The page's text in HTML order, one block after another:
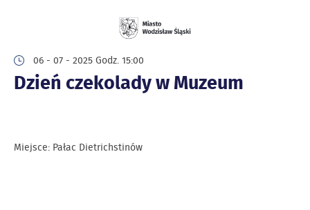
06 - 07 - 2025 Godz. 15:00
Dzień czekolady w Muzeum
Miejsce: Pałac Dietrichstinów